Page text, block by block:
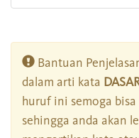
Bantuan
dalam arti kata
huruf ini semoga
sehingga anda akan